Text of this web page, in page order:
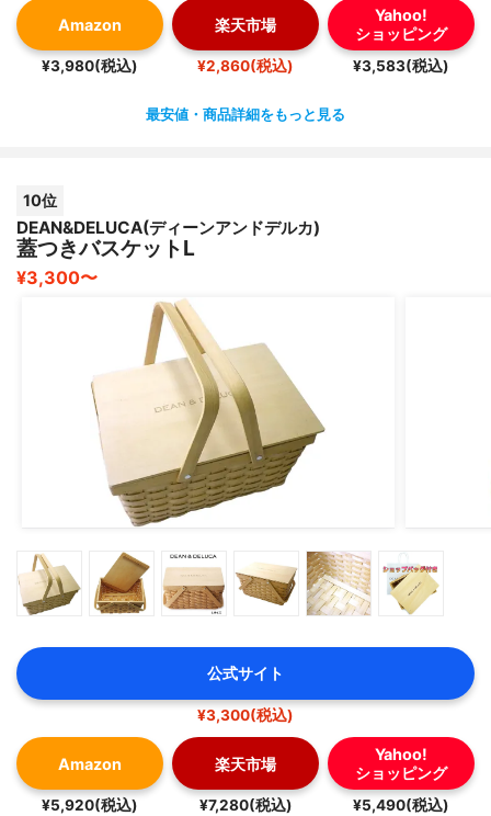
Amazon
¥3,980(税込)
楽天市場
¥2,860(税込)
Yahoo!
ショッピング
¥3,583(税込)
最安値・商品詳細をもっと見る
10位
DEAN&DELUCA(ディーンアンドデルカ)
蓋つきバスケットL
¥3,300〜
公式サイト
¥3,300(税込)
Amazon
¥5,920(税込)
楽天市場
¥7,280(税込)
Yahoo!
ショッピング
¥5,490(税込)